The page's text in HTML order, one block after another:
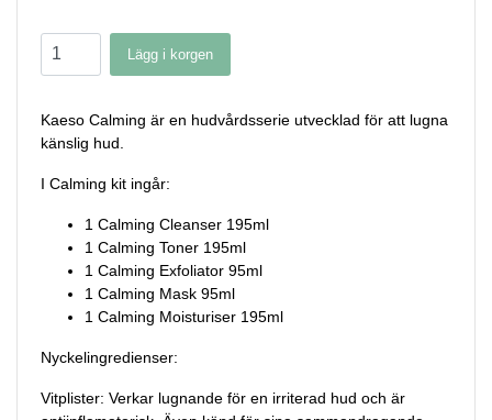
Lägg i korgen
Kaeso Calming är en hudvårdsserie utvecklad för att lugna
känslig hud.
I Calming kit ingår:
1 Calming Cleanser 195ml
1 Calming Toner 195ml
1 Calming Exfoliator 95ml
1 Calming Mask 95ml
1 Calming Moisturiser 195ml
Nyckelingredienser:
Vitplister: Verkar lugnande för en irriterad hud och är